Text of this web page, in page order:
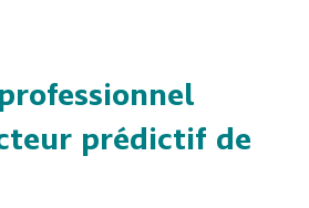
prédictif de